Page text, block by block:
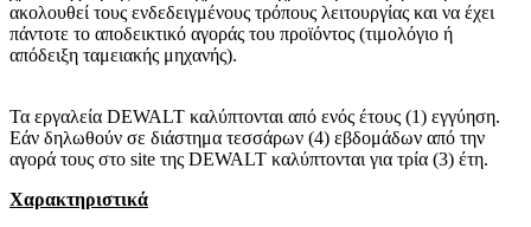
ακολουθεί τους ενδεδειγμένους τρόπους λειτουργίας και να έχει
πάντοτε το αποδεικτικό αγοράς του προϊόντος (τιμολόγιο ή
απόδειξη ταμειακής μηχανής).
Τα εργαλεία DEWALT καλύπτονται από ενός έτους (1) εγγύηση.
Εάν δηλωθούν σε διάστημα τεσσάρων (4) εβδομάδων από την
αγορά τους στο site της DEWALT καλύπτονται για τρία (3) έτη.
Χαρακτηριστικά